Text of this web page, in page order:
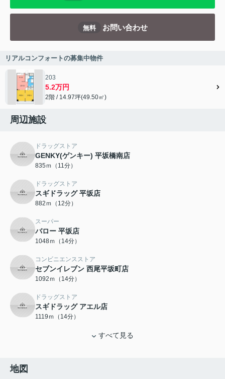
無料 お問い合わせ
リアルコンフォートの募集中物件
203
5.2万円
2階 / 14.97坪(49.50㎡)
周辺施設
ドラッグストア
GENKY(ゲンキー) 平坂橋南店
835ｍ（11分）
ドラッグストア
スギドラッグ 平坂店
882ｍ（12分）
スーパー
バロー 平坂店
1048ｍ（14分）
コンビニエンスストア
セブンイレブン 西尾平坂町店
1092ｍ（14分）
ドラッグストア
スギドラッグ アエル店
1119ｍ（14分）
すべて見る
地図